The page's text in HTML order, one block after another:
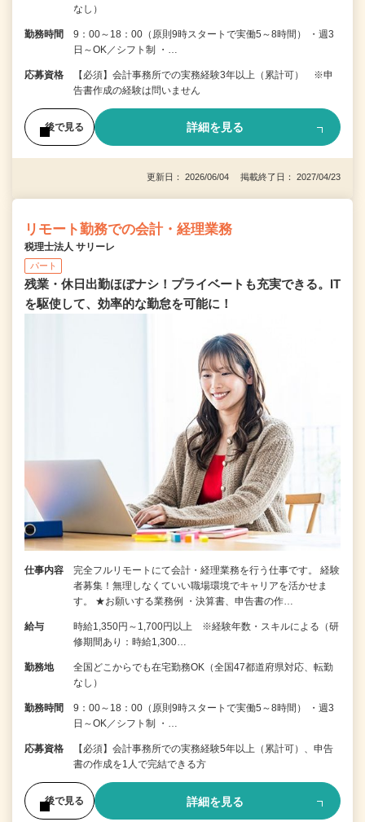
なし）
勤務時間
9：00～18：00（原則9時スタートで実働5～8時間） ・週3
日～OK／シフト制 ・…
応募資格
【必須】会計事務所での実務経験3年以上（累計可） ※申
告書作成の経験は問いません
後で見る 詳細を見る
更新日： 2026/06/04 掲載終了日： 2027/04/23
リモート勤務での会計・経理業務
税理士法人 サリーレ
パート
残業・休日出勤ほぼナシ！プライベートも充実できる。IT
を駆使して、効率的な勤怠を可能に！
仕事内容
完全フルリモートにて会計・経理業務を行う仕事です。 経験
者募集！無理しなくていい職場環境でキャリアを活かせま
す。 ★お願いする業務例 ・決算書、申告書の作…
給与
時給1,350円～1,700円以上 ※経験年数・スキルによる（研
修期間あり：時給1,300…
勤務地
全国どこからでも在宅勤務OK（全国47都道府県対応、転勤
なし）
勤務時間
9：00～18：00（原則9時スタートで実働5～8時間） ・週3
日～OK／シフト制 ・…
応募資格
【必須】会計事務所での実務経験5年以上（累計可）、申告
書の作成を1人で完結できる方
後で見る 詳細を見る